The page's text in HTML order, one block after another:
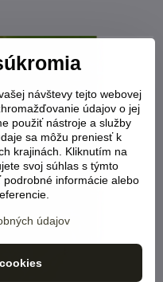
návštevy tejto webovej
údajov o jej
použiť nástroje a služby
sa môžu preniesť k
krajinách. Kliknutím na
svoj súhlas s týmto
informácie alebo
údajov